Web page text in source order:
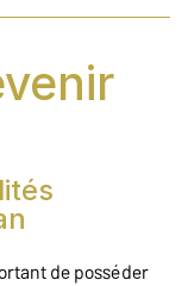
de posséder